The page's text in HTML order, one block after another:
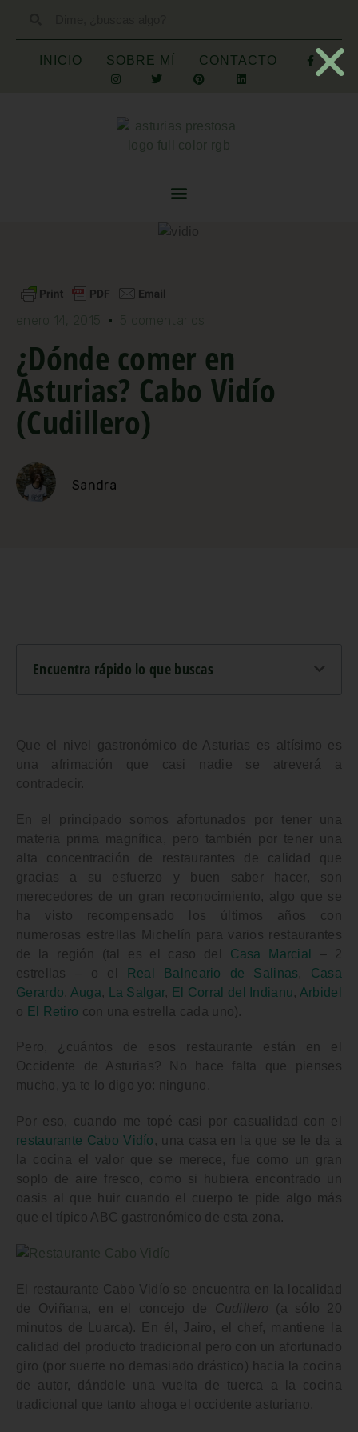
INICIO SOBRE MÍ CONTACTO
¿Dónde comer en
Asturias? Cabo Vidío
(Cudillero)
Sandra
Encuentra rápido lo que buscas
Que el nivel gastronómico de Asturias es altísimo es
una afrimación que casi nadie se atreverá a
contradecir.
En el principado somos afortunados por tener una
materia prima magnífica , pero también por tener una
alta concentración de restaurantes de calidad
que
gracias a su esfuerzo y buen saber hacer, son
merecedores de un gran reconocimiento, algo que se
ha visto recompensado los últimos años con
numerosas estrellas Michelín para varios restaurantes
de la región (tal es el caso del Casa Marcial
– 2
estrellas – o el
Real Balneario de Salinas, Casa
Gerardo, Auga, La Salgar, El Corral del Indianu, Arbidel
o El Retiro con una estrella cada uno).
Pero, ¿cuántos de esos restaurante están en el
Occidente de Asturias? No hace falta que pienses
mucho, ya te lo digo yo:
ninguno .
Por eso, cuando me topé casi por casualidad con el
restaurante Cabo Vidío , una casa en la que se le da a
la cocina el valor que se merece, fue como un gran
soplo de aire fresco, como si hubiera encontrado un
oasis al que huir cuando el cuerpo te pide algo más
que el típico ABC gastronómico de esta zona.
El restaurante Cabo Vidío se encuentra en la localidad
de Oviñana , en el concejo de Cudillero (a sólo 20
minutos de Luarca). En él, Jairo , el chef, mantiene la
calidad del producto tradicional pero con un afortunado
giro (por suerte no demasiado drástico) hacia la cocina
de autor, dándole una vuelta de tuerca a la cocina
tradicional que tanto ahoga el occidente asturiano.